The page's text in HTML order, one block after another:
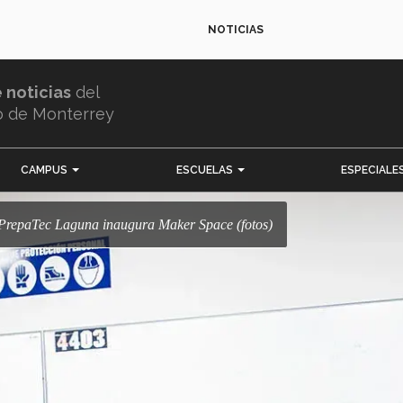
NOTICIAS
noticias del
de Monterrey
CAMPUS ESCUELAS
Laguna inaugura Maker Space (fotos)